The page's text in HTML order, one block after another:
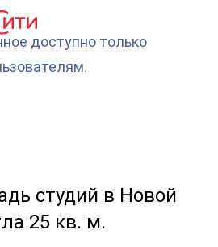
студий в Новой
25 кв. м.
доступно только